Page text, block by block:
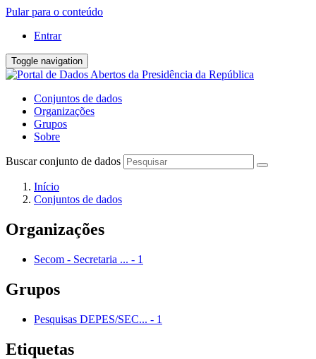
Pular para o conteúdo
Entrar
Toggle navigation
Conjuntos de dados
Organizações
Grupos
Sobre
Buscar conjunto de dados
Início
Conjuntos de dados
Organizações
Secom - Secretaria ... - 1
Grupos
Pesquisas DEPES/SEC... - 1
Etiquetas